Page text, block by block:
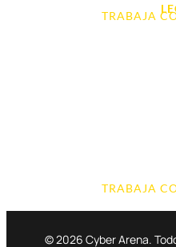
TRABAJA
TRABAJA
© 2026 Cyber Arena.